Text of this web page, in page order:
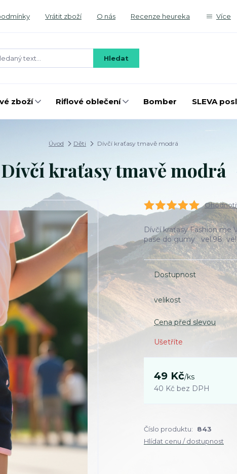
Vrátit zboží O nás Recenze heureka Více
Hledat
zboží Riflové oblečení Bomber SLEVA
Úvod Děti Dívčí kraťasy tmavě modrá
Dívčí kraťasy tmavě modrá
Dívčí kraťasy Fashion me
pase do gumy vel.98
Dostupnost
velikost
Cena před slevou
Ušetříte
49 Kč/ks
40 Kč bez DPH
Číslo produktu: 843
Hlídat cenu / dostupnost